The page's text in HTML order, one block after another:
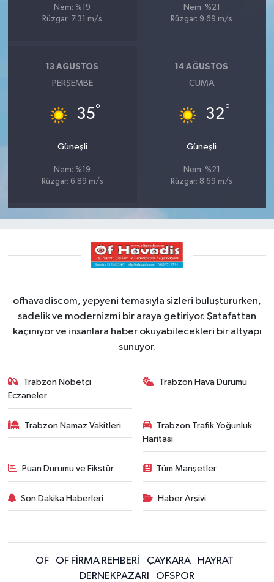
Nem: %19
Rüzgar: 7.31 m/s
Nem: %21
Rüzgar: 9.69 m/s
13 AĞUSTOS
PERŞEMBE
35°
Güneşli
Nem: %19
Rüzgar: 6.89 m/s
14 AĞUSTOS
CUMA
32°
Güneşli
Nem: %21
Rüzgar: 8.69 m/s
ofhavadiscom, yepyeni temasıyla sizleri buluştururken,
sadelik ve modernizmi bir araya getiriyor. Şatafattan
kaçınıyor ve insanlara haber okuyabilecekleri bir altyapı
sunuyor.
Trabzon Nöbetçi
Eczaneler
Trabzon Hava Durumu
Trabzon Namaz Vakitleri
Trabzon Trafik Yoğunluk
Haritası
Puan Durumu ve Fikstür Tüm Manşetler
Son Dakika Haberleri Haber Arşivi
OF OF FİRMA REHBERİ ÇAYKARA
HAYRAT
DERNEKPAZARI
OFSPOR